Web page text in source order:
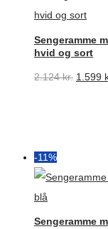
Sengeramme
hvid og sort
2.124kr. Den
1.599
-11%
Sengeramme